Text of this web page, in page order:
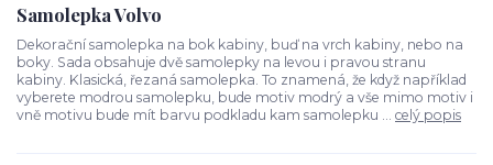
Samolepka Volvo
Dekorační samolepka na bok kabiny, buď na vrch kabiny, nebo na
boky. Sada obsahuje dvě samolepky na levou i pravou stranu
kabiny. Klasická, řezaná samolepka. To znamená, že když například
vyberete modrou samolepku, bude motiv modrý a vše mimo motiv i
vně motivu bude mít barvu podkladu kam samolepku ... celý popis